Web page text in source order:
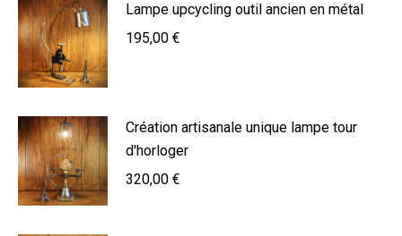
Lampe upcycling outil ancien en métal
195,00 €
Création artisanale unique lampe tour
d'horloger
320,00 €